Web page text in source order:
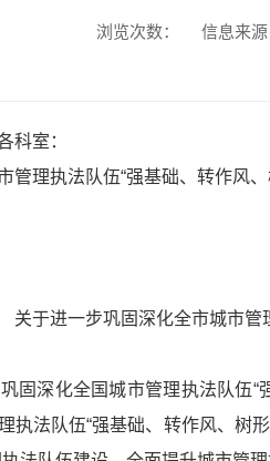
浏览次数： 信息来
科室：
管理执法队伍“强基础、转作风
关于进一步巩固深化全市城市管
巩固深化全国城市管理执法队伍“
执法队伍“强基础、转作风、树形